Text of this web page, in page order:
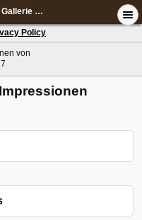
Chonicles-Submod: Gallerie und Impressionen
Policy
von